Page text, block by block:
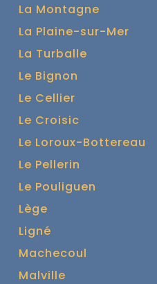
La Montagne
La Plaine-sur-Mer
La Turballe
Le Bignon
Le Cellier
Le Croisic
Le Loroux-Bottereau
Le Pellerin
Le Pouliguen
Lège
Ligné
Machecoul
Malville